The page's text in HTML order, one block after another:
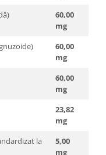
60,00
mg
60,00
mg
60,00
mg
23,82
mg
la
5,00
mg